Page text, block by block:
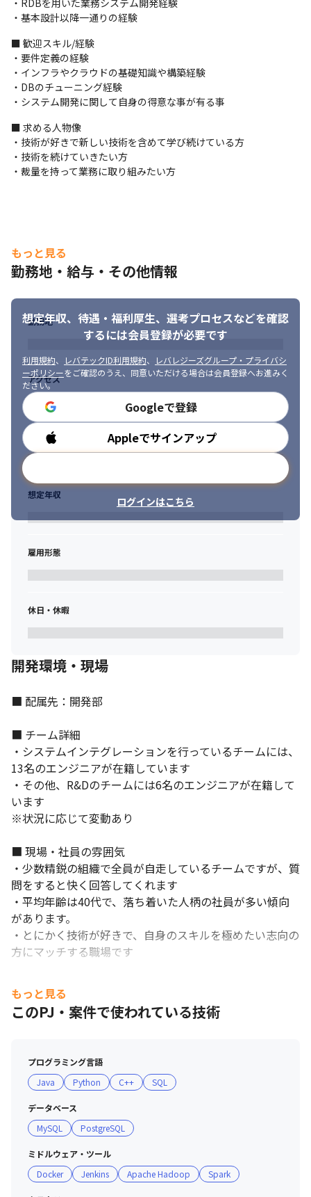
/BOX/(zendesk)等
■劔の開発の過程で実証実験を行った事例
・国立天文台での宇宙空間における観測データ（ビッグデータ）
の処理
・3D航空マップの災害発生後の初動・応急対策段階での活用
・LiDARカメラによって得られる大量の点群データの格納および
・JRPが主催しているSuperFomulaのレースで、走行中の21台の
フォーミュラカーからテレメトリデータの収集とそのデータ処理
など
・RDBを用いた業務システム開発経験
・基本設計以降一通りの経験
■ 歓迎スキル/経験
・要件定義の経験
・インフラやクラウドの基礎知識や構築経験
・DBのチューニング経験
・システム開発に関して自身の得意な事が有る事
■ 求める人物像
・技術が好きで新しい技術を含めて学び続けている方
・技術を続けていきたい方
・裁量を持って業務に取り組みたい方
もっと見る
勤務地・給与・その他情報
想定年収、待遇・福利厚生、 選考プロセスなどを確認
するには会員登録が必要です
利用規約、 レバテックID利用規約、
レバレジーズグループ・プライバシ
ーポリシーをご確認のうえ、同意いただける場合は会員登録へお進みく
ださい。
Googleで登録
Appleでサインアップ
ログインはこちら
勤務地
アクセス
勤務時間
想定年収
雇用形態
休日・休暇
開発環境・現場
■ 配属先：開発部
■ チーム詳細
・システムインテグレーションを行っているチームには、
13名のエンジニアが在籍しています
・その他、R&Dのチームには6名のエンジニアが在籍して
います
※状況に応じて変動あり
■ 現場・社員の雰囲気
・少数精鋭の組織で全員が自走しているチームですが、質
問をすると快く回答してくれます
・平均年齢は40代で、落ち着いた人柄の社員が多い傾向
があります。
・とにかく技術が好きで、自身のスキルを極めたい志向の
方にマッチする職場です
もっと見る
このPJ・案件で使われている技術
プログラミング言語
Java
Python C++ SQL
データベース
MySQL
PostgreSQL
ミドルウェア・ツール
Docker
Jenkins Apache Hadoop Spark